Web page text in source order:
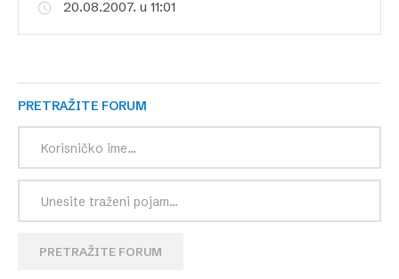
20.08.2007. u 11:01
PRETRAŽITE FORUM
PRETRAŽITE FORUM